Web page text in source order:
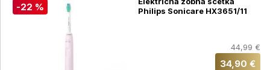
-22 %
Philips Sonicare HX3651/11
44,99 €
34,90 €